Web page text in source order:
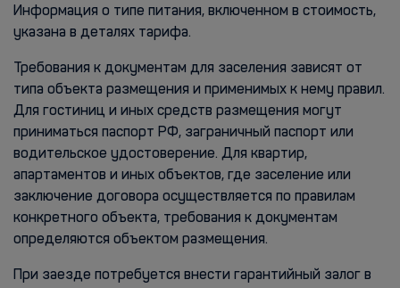
Информация о типе питания, включенном в стоимость,
указана в деталях тарифа.
Требования к документам для заселения зависят от
типа объекта размещения и применимых к нему правил.
Для гостиниц и иных средств размещения могут
приниматься паспорт РФ, заграничный паспорт или
водительское удостоверение. Для квартир,
апартаментов и иных объектов, где заселение или
заключение договора осуществляется по правилам
конкретного объекта, требования к документам
определяются объектом размещения.
При заезде потребуется внести гарантийный залог в